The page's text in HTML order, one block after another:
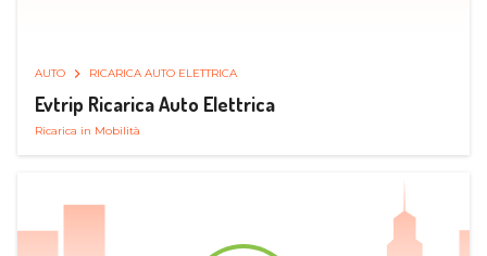
AUTO RICARICA AUTO ELETTRICA
Evtrip Ricarica Auto Elettrica
Ricarica in Mobilità